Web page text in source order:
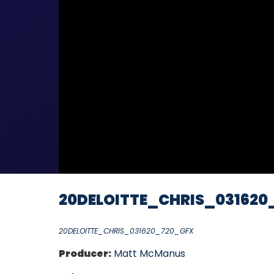
20DELOITTE_CHRIS_031620_720_GFX
Producer: Matt McManus